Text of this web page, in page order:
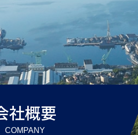
社概要
COMPANY